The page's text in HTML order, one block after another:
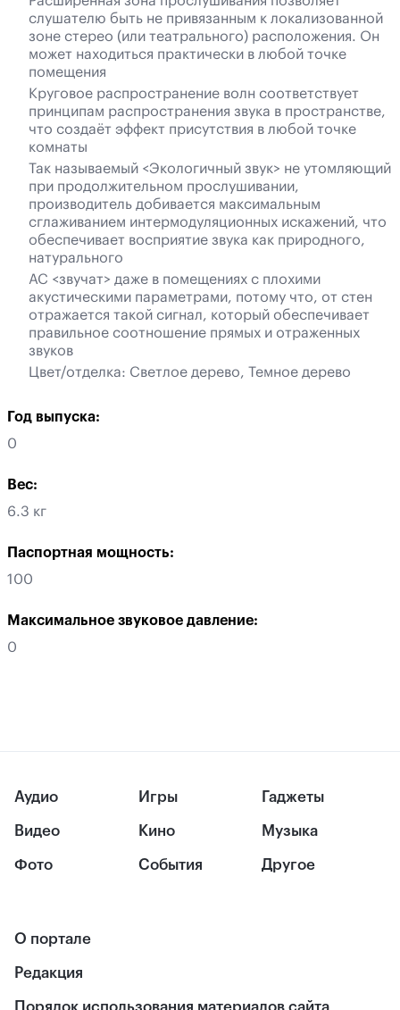
слушателю быть не привязанным к локализованной
зоне стерео (или театрального) расположения. Он
может находиться практически в любой точке
помещения
Круговое распространение волн соответствует
принципам распространения звука в пространстве,
что создаёт эффект присутствия в любой точке
комнаты
Так называемый <Экологичный звук> не утомляющий
при продолжительном прослушивании,
производитель добивается максимальным
сглаживанием интермодуляционных искажений, что
обеспечивает восприятие звука как природного,
натурального
АС <звучат> даже в помещениях с плохими
акустическими параметрами, потому что, от стен
отражается такой сигнал, который обеспечивает
правильное соотношение прямых и отраженных
звуков
Цвет/отделка: Светлое дерево, Темное дерево
Год выпуска:
0
Вес:
6.3 кг
Паспортная мощность:
100
Максимальное звуковое давление:
0
Аудио
Видео
Фото
Игры
Кино
События
Гаджеты
Музыка
Другое
О портале
Редакция
Порядок использования материалов сайта